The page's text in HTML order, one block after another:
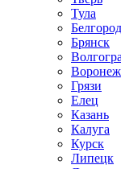
Тула
Белгород
Брянск
Воронеж
Грязи
Елец
Казань
Калуга
Курск
Липецк